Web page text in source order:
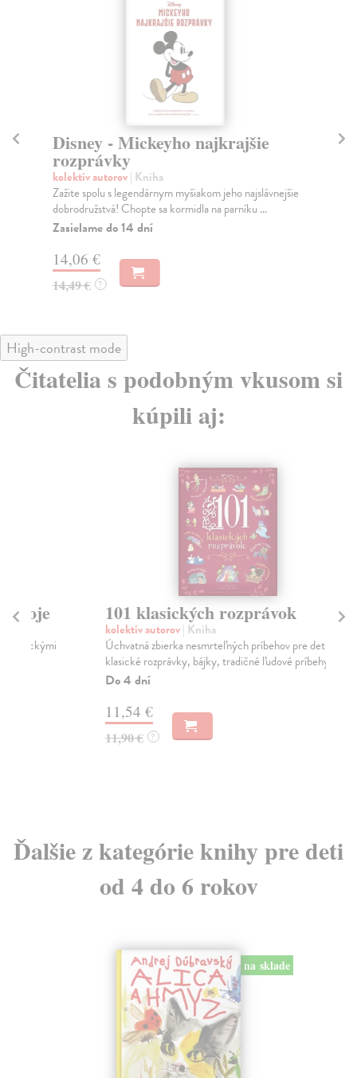
Disney - Mickeyho najkrajšie
rozprávky
kolektív autorov| Kniha
Zažite spolu s legendárnym myšiakom jeho najslávnejšie
dobrodružstvá! Chopte sa kormidla na parníku ...
Zasielame do 14 dní
14,06 €
14,49 € ?
High-contrast mode
Čitatelia s podobným vkusom si
kúpili aj:
101 klasických rozprávok
kolektív autorov| Kniha
Úchvatná zbierka nesmrteľných príbehov pre deti:
klasické rozprávky, bájky, tradičné ľudové príbehy,...
Ďalšie z kategórie knihy pre deti
od 4 do 6 rokov
na sklade